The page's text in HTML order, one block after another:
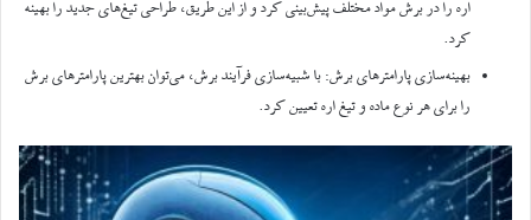
اره را در برش مواد مختلف پیش‌بینی کرد و از این طریق، طراحی تیغ‌های جدید را بهینه
کرد.
بهینه‌سازی پارامترهای برش: با شبیه‌سازی فرآیند برش، می‌توان بهترین پارامترهای برش
را برای هر نوع ماده و تیغ اره تعیین کرد.